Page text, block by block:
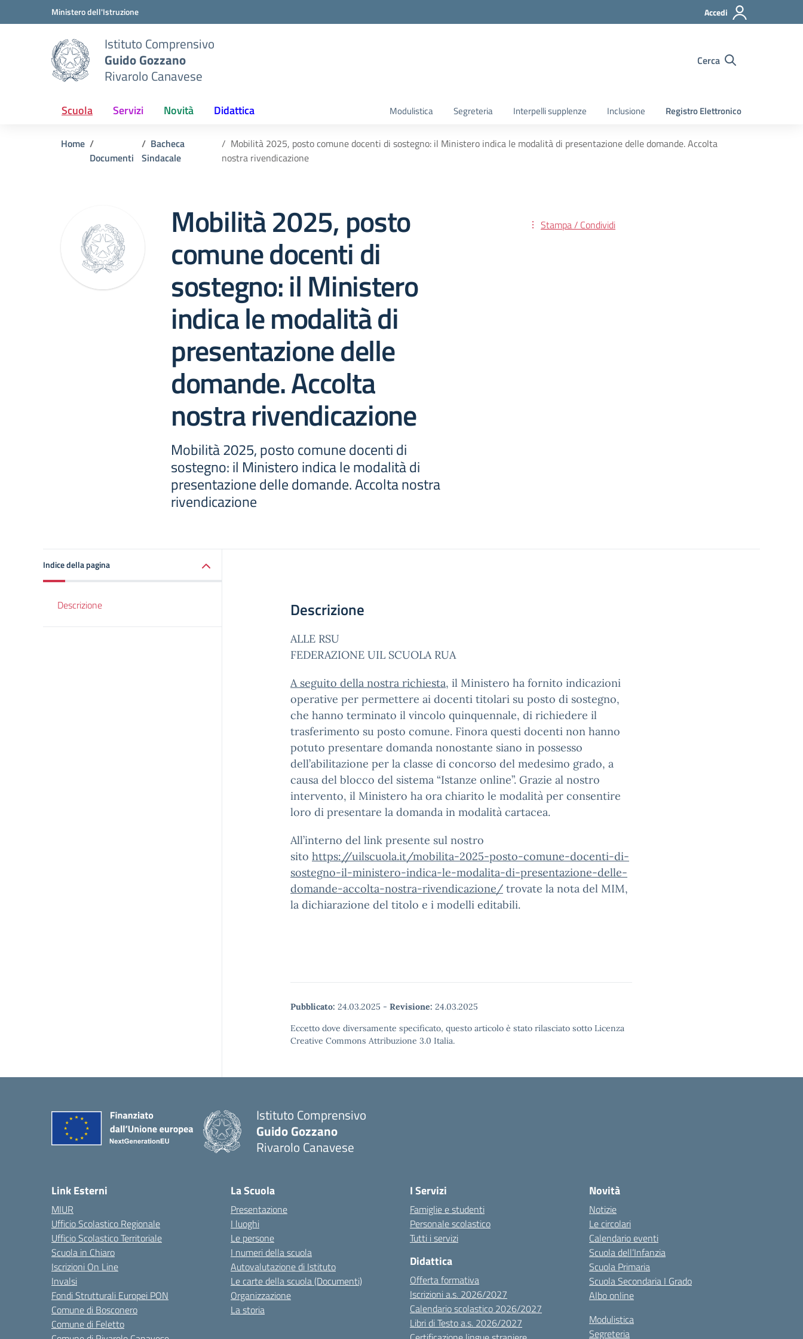
Vai ai contenuti
Vai al menu di navigazione
Ministero dell'Istruzione Accedi
Istituto Comprensivo
Guido Gozzano
Rivarolo Canavese
Cerca
Scuola Servizi Novità Didattica Modulistica Segreteria Interpelli supplenze Inclusione Registro Elettronico
Home
Documenti
Bacheca
Sindacale
Mobilità 2025, posto comune docenti di sostegno: il Ministero indica le modalità di presentazione delle domande. Accolta
nostra rivendicazione
Mobilità 2025, posto
comune docenti di
sostegno: il Ministero
indica le modalità di
presentazione delle
domande. Accolta
nostra rivendicazione
Mobilità 2025, posto comune docenti di
sostegno: il Ministero indica le modalità di
presentazione delle domande. Accolta nostra
rivendicazione
Stampa / Condividi
Indice della pagina
Descrizione Descrizione
ALLE RSU
FEDERAZIONE UIL SCUOLA RUA
A seguito della nostra richiesta, il Ministero ha fornito indicazioni
operative per permettere ai docenti titolari su posto di sostegno,
che hanno terminato il vincolo quinquennale, di richiedere il
trasferimento su posto comune. Finora questi docenti non hanno
potuto presentare domanda nonostante siano in possesso
dell’abilitazione per la classe di concorso del medesimo grado, a
causa del blocco del sistema “Istanze online”. Grazie al nostro
intervento, il Ministero ha ora chiarito le modalità per consentire
loro di presentare la domanda in modalità cartacea.
All’interno del link presente sul nostro
sito https://uilscuola.it/mobilita-2025-posto-comune-docenti-di-
sostegno-il-ministero-indica-le-modalita-di-presentazione-delle-
domande-accolta-nostra-rivendicazione/ trovate la nota del MIM,
la dichiarazione del titolo e i modelli editabili.
Pubblicato: 24.03.2025 - Revisione: 24.03.2025
Eccetto dove diversamente specificato, questo articolo è stato rilasciato sotto Licenza
Creative Commons Attribuzione 3.0 Italia.
Istituto Comprensivo
Guido Gozzano
Rivarolo Canavese
Link Esterni
MIUR
Ufficio Scolastico Regionale
Ufficio Scolastico Territoriale
Scuola in Chiaro
Iscrizioni On Line
Invalsi
Fondi Strutturali Europei PON
Comune di Bosconero
Comune di Feletto
La Scuola
Presentazione
I luoghi
Le persone
I numeri della scuola
Autovalutazione di Istituto
Le carte della scuola (Documenti)
Organizzazione
La storia
I Servizi
Famiglie e studenti
Personale scolastico
Tutti i servizi
Didattica
Offerta formativa
Iscrizioni a.s. 2026/2027
Calendario scolastico 2026/2027
Libri di Testo a.s. 2026/2027
Novità
Notizie
Le circolari
Calendario eventi
Scuola dell’Infanzia
Scuola Primaria
Scuola Secondaria I Grado
Albo online
Modulistica
Segreteria